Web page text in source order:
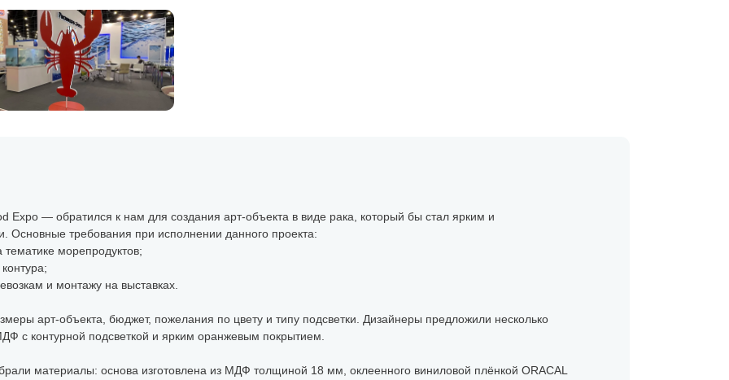
Expo — обратился к нам для создания арт-объекта в виде рака, который бы стал ярким и
требования при исполнении данного проекта:
морепродуктов;
и монтажу на выставках.
арт-объекта, бюджет, пожелания по цвету и типу подсветки. Дизайнеры предложили несколько
с контурной подсветкой и ярким оранжевым покрытием.
материалы: основа изготовлена из МДФ толщиной 18 мм, оклеенного виниловой плёнкой ORACAL